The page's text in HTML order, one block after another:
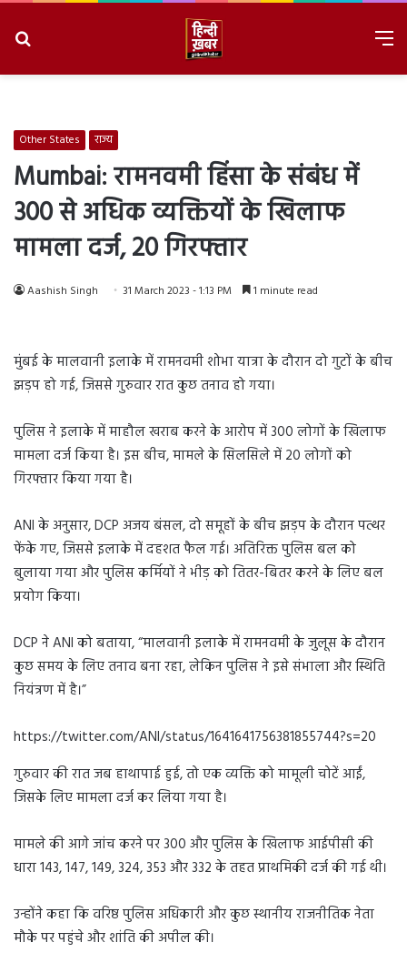
Other States राज्य
Mumbai: रामनवमी हिंसा के संबंध में
300 से अधिक व्यक्तियों के खिलाफ
मामला दर्ज, 20 गिरफ्तार
Aashish Singh 31 March 2023 - 1:13 PM 1 minute read
मुंबई के मालवानी इलाके में रामनवमी शोभा यात्रा के दौरान दो गुटों के बीच
झड़प हो गई, जिससे गुरुवार रात कुछ तनाव हो गया।
पुलिस ने इलाके में माहौल खराब करने के आरोप में 300 लोगों के खिलाफ
मामला दर्ज किया है। इस बीच, मामले के सिलसिले में 20 लोगों को
गिरफ्तार किया गया है।
ANI के अनुसार, DCP अजय बंसल, दो समूहों के बीच झड़प के दौरान पत्थर
फेंके गए, जिससे इलाके में दहशत फैल गई। अतिरिक्त पुलिस बल को
बुलाया गया और पुलिस कर्मियों ने भीड़ को तितर-बितर करने के लिए बल
प्रयोग किया।
DCP ने ANI को बताया, “मालवानी इलाके में रामनवमी के जुलूस के दौरान
कुछ समय के लिए तनाव बना रहा, लेकिन पुलिस ने इसे संभाला और स्थिति
नियंत्रण में है।”
https://twitter.com/ANI/status/1641641756381855744?s=20
गुरुवार की रात जब हाथापाई हुई, तो एक व्यक्ति को मामूली चोटें आईं,
जिसके लिए मामला दर्ज कर लिया गया है।
मामले की आगे जांच करने पर 300 और पुलिस के खिलाफ आईपीसी की
धारा 143, 147, 149, 324, 353 और 332 के तहत प्राथमिकी दर्ज की गई थी।
उन्होंने कहा कि वरिष्ठ पुलिस अधिकारी और कुछ स्थानीय राजनीतिक नेता
मौके पर पहुंचे और शांति की अपील की।